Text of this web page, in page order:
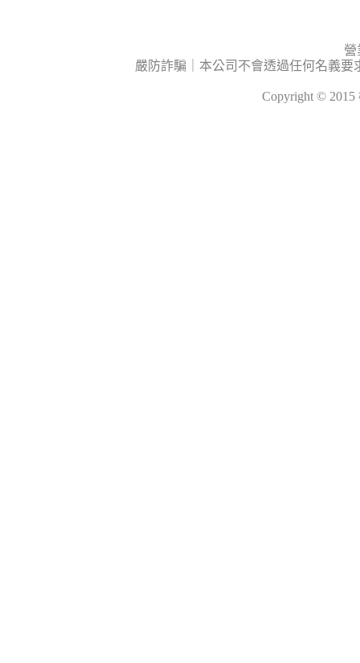
營
嚴防詐騙｜本公司不會透過任何名義
Copyright ©